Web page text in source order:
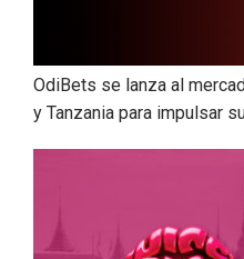
OdiBets se lanza al
y Tanzania para impulsar